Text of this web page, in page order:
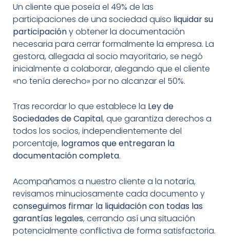
Un cliente que poseía el 49% de las
participaciones de una sociedad quiso liquidar su
participacióny obtener la documentación
necesaria para cerrar formalmente la empresa. La
gestora, allegada al socio mayoritario, se negó
inicialmente a colaborar, alegando que el cliente
«no tenía derecho» por no alcanzar el 50%.
Tras recordar lo que establece la Ley de
Sociedades de Capital, que garantiza derechos a
todos los socios, independientemente del
porcentaje, logramos que entregaran la
documentación completa.
Acompañamos a nuestro cliente a la notaría,
revisamos minuciosamente cada documento y
conseguimos firmar la liquidación con todas las
garantías legales, cerrando así una situación
potencialmente conflictiva de forma satisfactoria.